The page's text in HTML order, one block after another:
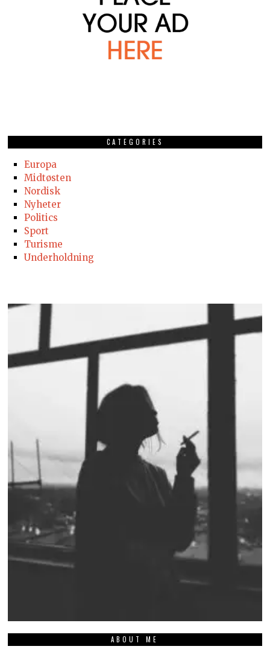
CATEGORIES
Europa
Midtøsten
Nordisk
Nyheter
Politics
Sport
Turisme
Underholdning
ABOUT ME